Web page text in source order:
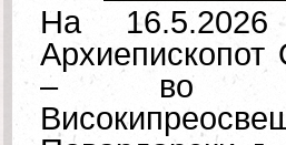
На 16.5.2026
– во